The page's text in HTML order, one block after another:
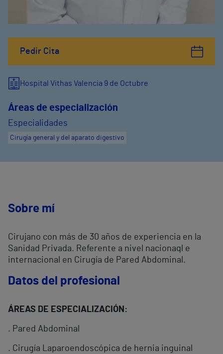
Pedir Cita
Hospital Vithas Valencia 9 de Octubre
Áreas de especialización
Especialidades
Cirugía general y del aparato digestivo
Sobre mí
Cirujano con más de 30 años de experiencia en la
Sanidad Privada. Referente a nivel nacionaql e
internacional en Cirugía de Pared Abdominal.
Datos del profesional
ÁREAS DE ESPECIALIZACIÓN:
. Pared Abdominal
. Cirugía Laparoendoscópica de hernia inguinal